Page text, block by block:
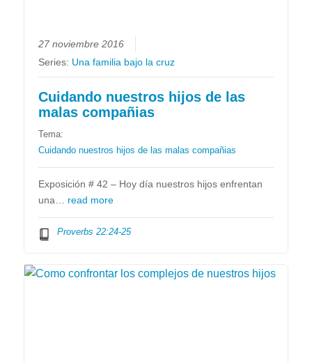
27 noviembre 2016
Series: Una familia bajo la cruz
Cuidando nuestros hijos de las
malas compañias
Tema:
Cuidando nuestros hijos de las malas compañias
Exposición # 42 – Hoy día nuestros hijos enfrentan
una… read more
Proverbs 22:24-25